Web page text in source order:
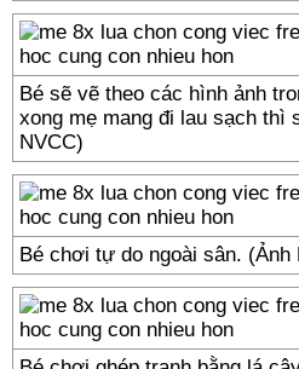
Bé sẽ vẽ theo các hình ảnh
xong mẹ mang đi lau sạch thì
NVCC)
Bé chơi tự do ngoài sân. (Ảnh